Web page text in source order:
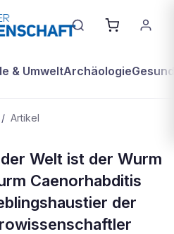
& UmweltArchäologie
/ Artikel
Leben &
Welt ist der Wurm
Caenorhabditis
der